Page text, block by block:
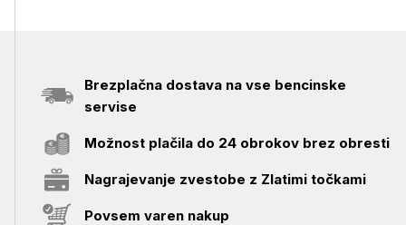
Brezplačna dostava na vse bencinske
servise
Možnost plačila do 24 obrokov brez obresti
Nagrajevanje zvestobe z Zlatimi točkami
Povsem varen nakup